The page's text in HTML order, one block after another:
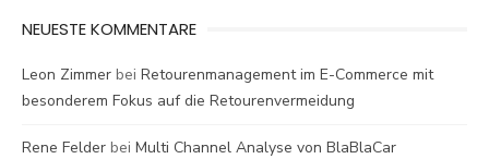
NEUESTE KOMMENTARE
Leon Zimmer bei Retourenmanagement im E-Commerce mit
besonderem Fokus auf die Retourenvermeidung
Rene Felder bei Multi Channel Analyse von BlaBlaCar